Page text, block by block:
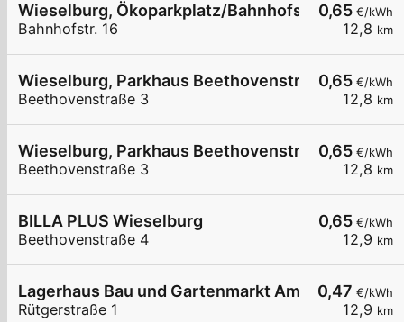
0,65 €/kWh
12,8 km
Wieselburg, Ökoparkplatz/Bahnhofstr.
Bahnhofstr. 16
0,65 €/kWh
12,8 km
Wieselburg, Parkhaus Beethovenstraße
Beethovenstraße 3
0,65 €/kWh
12,8 km
Wieselburg, Parkhaus Beethovenstraße
Beethovenstraße 3
0,65 €/kWh
12,9 km
BILLA PLUS Wieselburg
Beethovenstraße 4
0,47 €/kWh
12,9 km
Lagerhaus Bau und Gartenmarkt Amstetten
Rütgerstraße 1